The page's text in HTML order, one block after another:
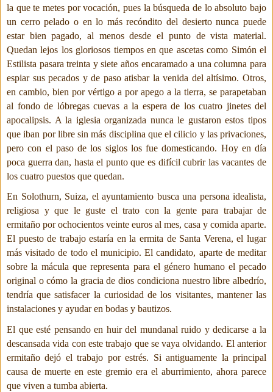
la que te metes por vocación, pues la búsqueda de lo absoluto bajo
un cerro pelado o en lo más recóndito del desierto nunca puede
estar bien pagado, al menos desde el punto de vista material.
Quedan lejos los gloriosos tiempos en que ascetas como Simón el
Estilista pasara treinta y siete años encaramado a una columna para
espiar sus pecados y de paso atisbar la venida del altísimo. Otros,
en cambio, bien por vértigo a por apego a la tierra, se parapetaban
al fondo de lóbregas cuevas a la espera de los cuatro jinetes del
apocalipsis. A la iglesia organizada nunca le gustaron estos tipos
que iban por libre sin más disciplina que el cilicio y las privaciones,
pero con el paso de los siglos los fue domesticando. Hoy en día
poca guerra dan, hasta el punto que es difícil cubrir las vacantes de
los cuatro puestos que quedan.
En Solothurn, Suiza, el ayuntamiento busca una persona idealista,
religiosa y que le guste el trato con la gente para trabajar de
ermitaño por ochocientos veinte euros al mes, casa y comida aparte.
El puesto de trabajo estaría en la ermita de Santa Verena, el lugar
más visitado de todo el municipio. El candidato, aparte de meditar
sobre la mácula que representa para el género humano el pecado
original o cómo la gracia de dios condiciona nuestro libre albedrío,
tendría que satisfacer la curiosidad de los visitantes, mantener las
instalaciones y ayudar en bodas y bautizos.
El que esté pensando en huir del mundanal ruido y dedicarse a la
descansada vida con este trabajo que se vaya olvidando. El anterior
ermitaño dejó el trabajo por estrés. Si antiguamente la principal
causa de muerte en este gremio era el aburrimiento, ahora parece
que viven a tumba abierta.